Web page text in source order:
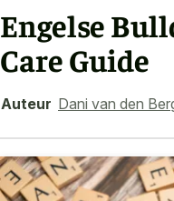
Engelse
Care Guide
Auteur Dani van den